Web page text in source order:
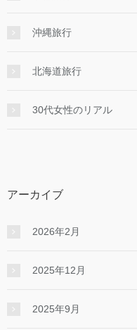
沖縄旅行
北海道旅行
30代女性のリアル
アーカイブ
2026年2月
2025年12月
2025年9月